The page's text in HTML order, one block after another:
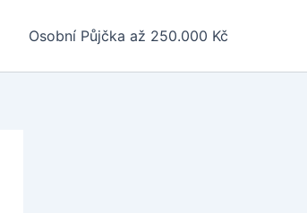
Osobní Půjčka až 250.000 Kč